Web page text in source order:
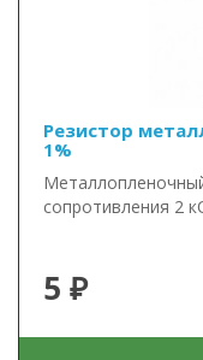
Резистор
1%
сопротивления 2
5 ₽